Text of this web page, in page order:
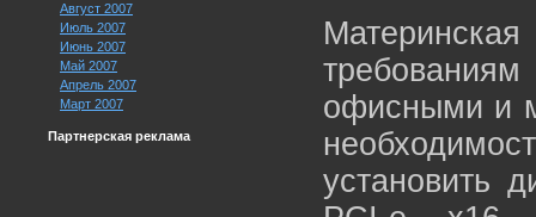
Август 2007
Июль 2007
Июнь 2007
Май 2007
Апрель 2007
Март 2007
Партнерская реклама
офисными и
установить